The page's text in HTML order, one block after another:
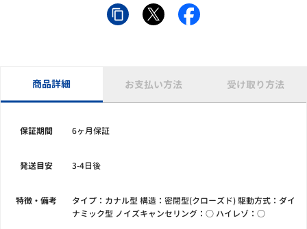
商品詳細 お支払い方法 受け取り方法
保証期間 6ヶ月保証
発送目安 3-4日後
特徴・備考
タイプ：カナル型 構造：密閉型(クローズド) 駆動方式：ダイ
ナミック型 ノイズキャンセリング：○ ハイレゾ：○